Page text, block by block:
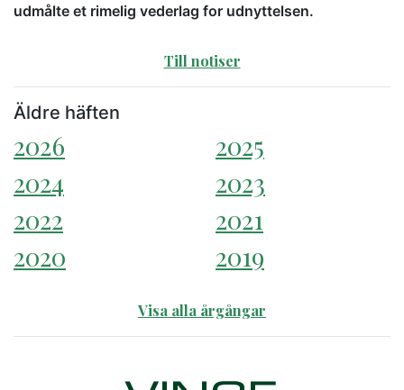
udmålte et rimelig vederlag for udnyttelsen.
Till notiser
Äldre häften
2026
2025
2024
2023
2022
2021
2020
2019
Visa alla årgångar